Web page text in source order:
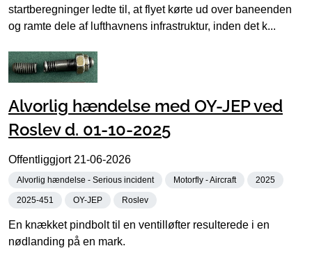
startberegninger ledte til, at flyet kørte ud over baneenden
og ramte dele af lufthavnens infrastruktur, inden det k...
Alvorlig hændelse med OY-JEP ved
Roslev d. 01-10-2025
Offentliggjort 21-06-2026
Alvorlig hændelse - Serious incident Motorfly - Aircraft 2025
2025-451 OY-JEP Roslev
En knækket pindbolt til en ventilløfter resulterede i en
nødlanding på en mark.